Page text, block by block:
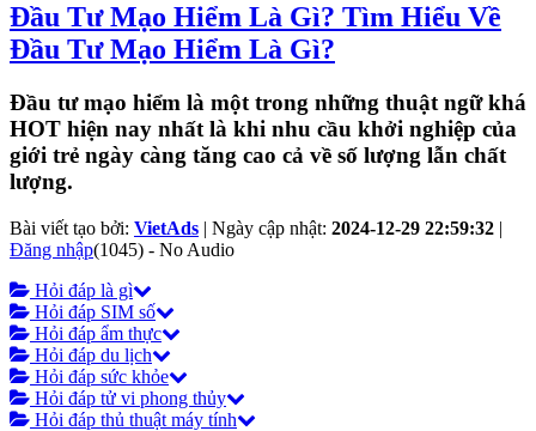
Đầu Tư Mạo Hiểm Là Gì? Tìm Hiểu Về
Đầu Tư Mạo Hiểm Là Gì?
Đầu tư mạo hiểm là một trong những thuật ngữ khá
HOT hiện nay nhất là khi nhu cầu khởi nghiệp của
giới trẻ ngày càng tăng cao cả về số lượng lẫn chất
lượng.
Bài viết tạo bởi: VietAds | Ngày cập nhật: 2024-12-29 22:59:32 |
Đăng nhập(1045) - No Audio
Hỏi đáp là gì
Hỏi đáp SIM số
Hỏi đáp ẩm thực
Hỏi đáp du lịch
Hỏi đáp sức khỏe
Hỏi đáp tử vi phong thủy
Hỏi đáp thủ thuật máy tính